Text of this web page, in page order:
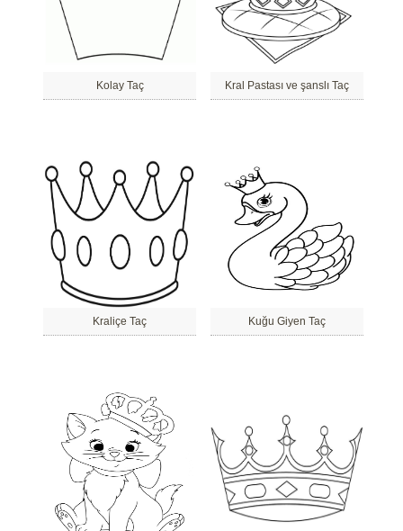
Kolay Taç Kral Pastası ve şanslı Taç
Kraliçe Taç Kuğu Giyen Taç